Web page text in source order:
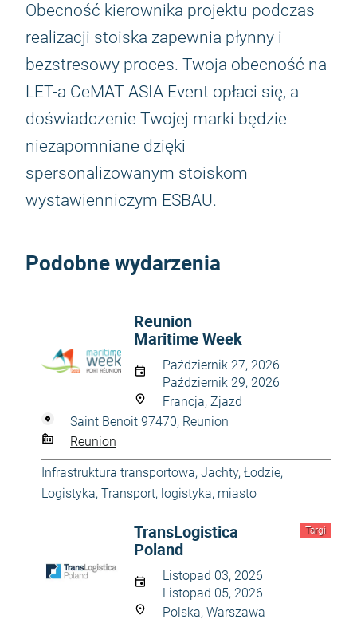
Obecność kierownika projektu podczas
realizacji stoiska zapewnia płynny i
bezstresowy proces. Twoja obecność na
LET-a CeMAT ASIA Event opłaci się, a
doświadczenie Twojej marki będzie
niezapomniane dzięki
spersonalizowanym stoiskom
wystawienniczym ESBAU.
Podobne wydarzenia
Reunion
Maritime Week
Październik 27, 2026
Październik 29, 2026
Francja, Zjazd
Saint Benoit 97470, Reunion
Reunion
Infrastruktura transportowa, Jachty, Łodzie,
Logistyka, Transport, logistyka, miasto
Targi
TransLogistica
Poland
Listopad 03, 2026
Listopad 05, 2026
Polska, Warszawa